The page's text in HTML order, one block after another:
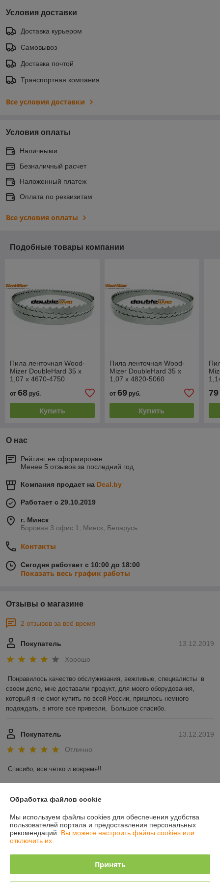
Условия доставки
Доставка курьером
Самовывоз
Доставка почтой
Транспортная компания
Все условия доставки
Условия оплаты
Наличными
Безналичный расчет
Наложенный платеж
Оплата по реквизитам
Все условия оплаты
Подобные товары компании
Пила ленточная Wood-
Mizer DoubleHard 35 х
1,07 х 4670-4750
от 68 руб.
Купить
Пила ленточная Wood-
Mizer DoubleHard 35 х
1,07 х 4820-5060
от 69руб.
Купить
79
О нас
Рейтинг не сформирован
Менее 5 отзывов за последний год
Компания продает на Deal.by
Работает с 29.10.2019
г. Минск
Боровая 3 офис 1, Минск, Беларусь
Контакты
Сегодня работает с 10:00 до 18:00
Показать весь график работы
Отзывы о магазине
2 отзывов за всё время
13.12.2019
Покупатель
Хорошо
Понравилось качество обслуживания, вежливые, специалисты  в
своем деле, мне доставали продукт, для моего оборудования,
который я не смог купить по всей России, пришлось немного
подождать, в итоге все привезли,  Большое спасибо.
13.12.2019
Покупатель
Отлично
Спасибо, все чётко и вовремя!!
О нас
Контакты
Обработка файлов cookie
Мы используем файлы cookies для обеспечения удобства
пользователей портала и предоставления персональных
рекомендаций. Вы можете настроить файлы cookies или
отключить их.
Принять